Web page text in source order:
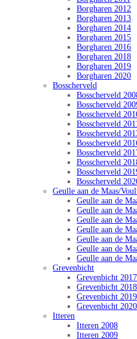
Borgharen 2012
Borgharen 2013
Borgharen 2014
Borgharen 2015
Borgharen 2016
Borgharen 2018
Borgharen 2019
Borgharen 2020
Bosscherveld
Bosscherveld
Bosscherveld
Bosscherveld
Bosscherveld 2011
Bosscherveld
Bosscherveld
Bosscherveld
Bosscherveld
Bosscherveld
Bosscherveld
Geulle aan de Maas/
Geulle aan de
Geulle aan de
Geulle aan de
Geulle aan de
Geulle aan de
Geulle aan de
Geulle aan de
Grevenbicht
Grevenbicht 2017
Grevenbicht 2018
Grevenbicht 2019
Grevenbicht 2020
Itteren
Itteren 2008
Itteren 2009